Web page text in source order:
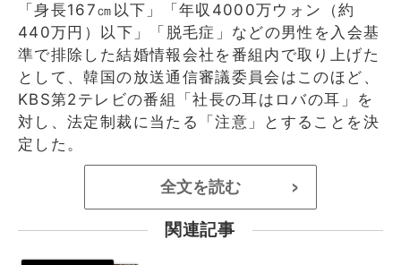
「身長167㎝以下」「年収4000万ウォン（約
440万円）以下」「脱毛症」などの男性を入会基
準で排除した結婚情報会社を番組内で取り上げた
として、韓国の放送通信審議委員会はこのほど、
KBS第2テレビの番組「社長の耳はロバの耳」を
対し、法定制裁に当たる「注意」とすることを決
定した。
全文を読む >
関連記事